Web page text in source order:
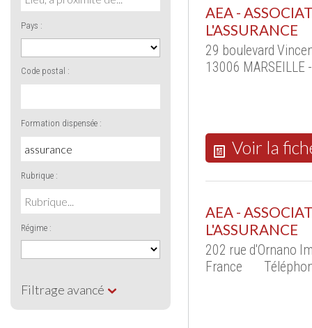
Pays :
Code postal :
Formation dispensée :
Rubrique :
Régime :
Filtrage avancé
AEA -
L'ASSURANCE
29 boulevard
13006 MARSEILLE
Voir la
AEA -
L'ASSURANCE
202 rue d'Ornano
France